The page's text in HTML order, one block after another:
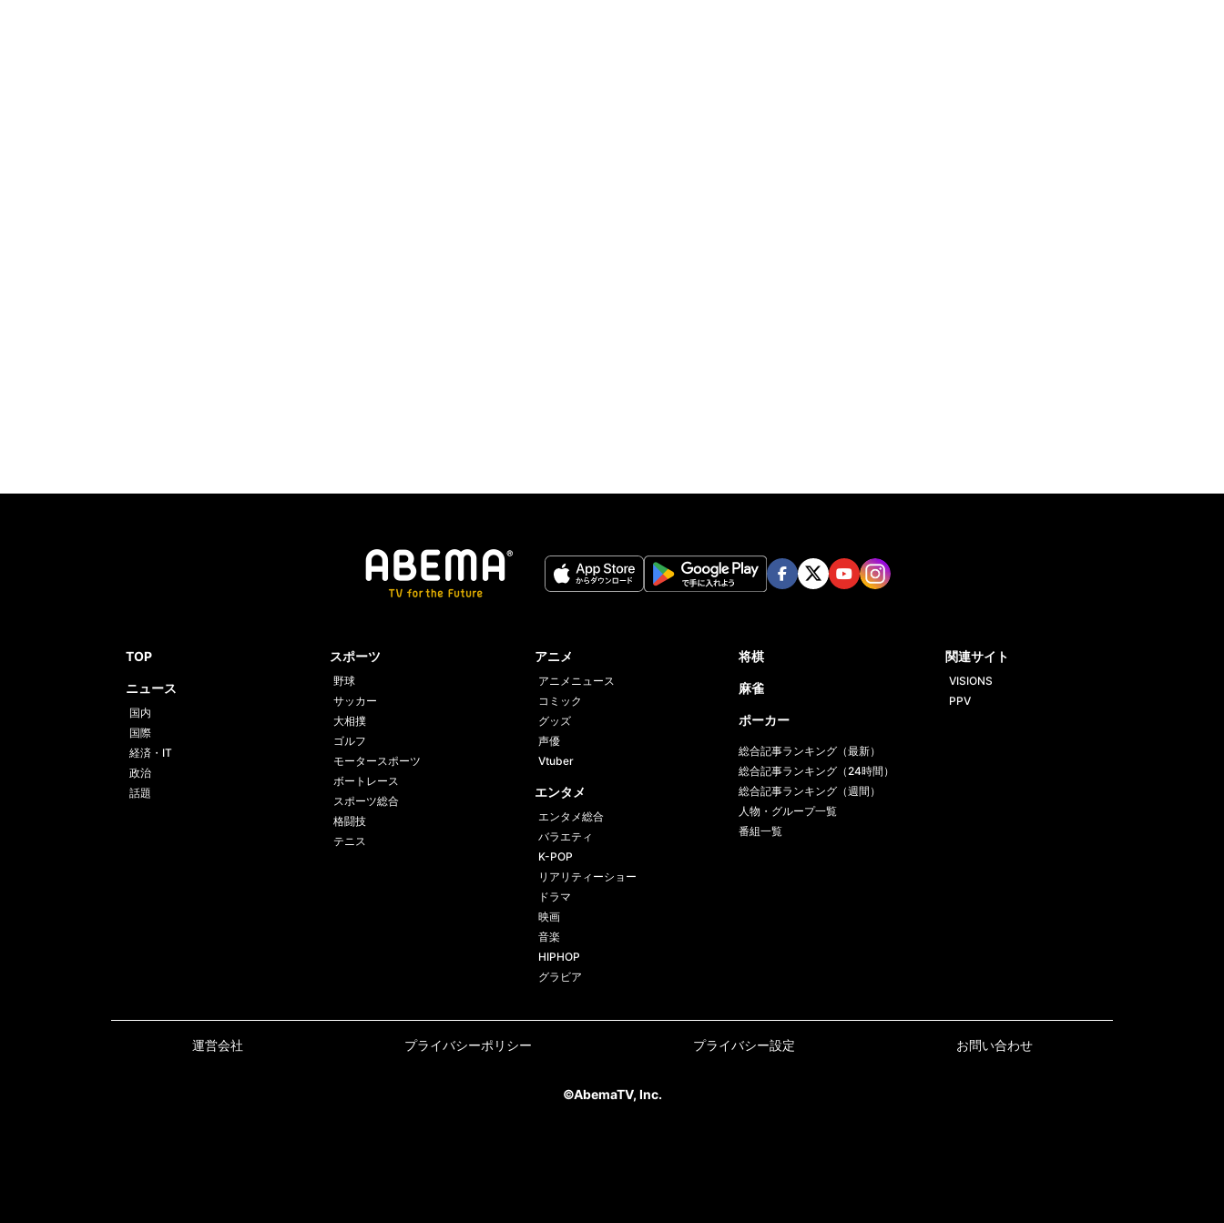
TOP
ニュース
国内
国際
経済・IT
政治
話題
スポーツ
野球
サッカー
大相撲
ゴルフ
モータースポーツ
ボートレース
スポーツ総合
格闘技
テニス
アニメ
アニメニュース
コミック
グッズ
声優
Vtuber
エンタメ
エンタメ総合
バラエティ
K-POP
リアリティーショー
ドラマ
映画
音楽
HIPHOP
グラビア
将棋
麻雀
ポーカー
総合記事ランキング（最新）
総合記事ランキング（24時間）
総合記事ランキング（週間）
人物・グループ一覧
番組一覧
関連サイト
VISIONS
PPV
運営会社 プライバシーポリシー プライバシー設定 お問い合わせ
©AbemaTV, Inc.